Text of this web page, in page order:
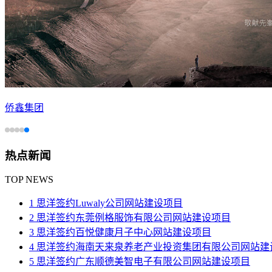
侨鑫集团
热点新闻
TOP NEWS
1 思洋签约Luwaly公司网站建设项目
2 思洋签约东莞例格服饰有限公司网站建设项目
3 思洋签约百悦健康月子中心​网站建设项目
4 思洋签约海南天来泉养老产业投资集团有限公司网站建
5 思洋签约广东顺德美智电子有限公司网站建设项目